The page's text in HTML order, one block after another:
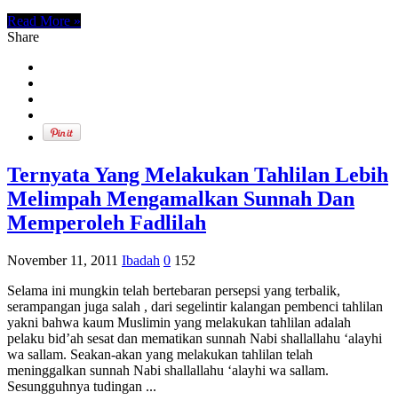
Read More »
Share
Ternyata Yang Melakukan Tahlilan Lebih
Melimpah Mengamalkan Sunnah Dan
Memperoleh Fadlilah
November 11, 2011 Ibadah 0 152
Selama ini mungkin telah bertebaran persepsi yang terbalik,
serampangan juga salah , dari segelintir kalangan pembenci tahlilan
yakni bahwa kaum Muslimin yang melakukan tahlilan adalah
pelaku bid’ah sesat dan mematikan sunnah Nabi shallallahu ‘alayhi
wa sallam. Seakan-akan yang melakukan tahlilan telah
meninggalkan sunnah Nabi shallallahu ‘alayhi wa sallam.
Sesungguhnya tudingan ...